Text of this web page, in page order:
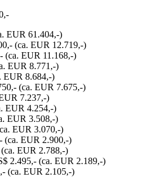
EUR 61.404,-)
(ca. EUR 12.719,-)
(ca. EUR 11.168,-)
EUR 8.771,-)
EUR 8.684,-)
(ca. EUR 7.675,-)
7.237,-)
EUR 4.254,-)
EUR 3.508,-)
EUR 3.070,-)
(ca. EUR 2.900,-)
EUR 2.788,-)
2.495,- (ca. EUR 2.189,-)
(ca. EUR 2.105,-)